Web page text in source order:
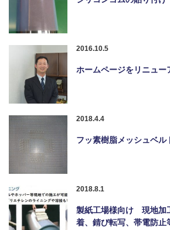
2016.10.5
ホームページをリニュー
2018.4.4
フッ素樹脂メッシュベル
2018.8.1
製紙工場様向け 現地
着、錆び転写、帯電防